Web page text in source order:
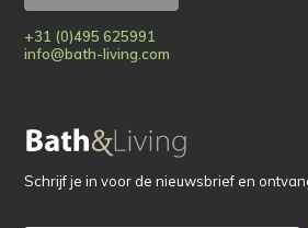
+31 (0)495 625991
info@bath-living.com
Schrijf je in voor de nieuwsbrief en